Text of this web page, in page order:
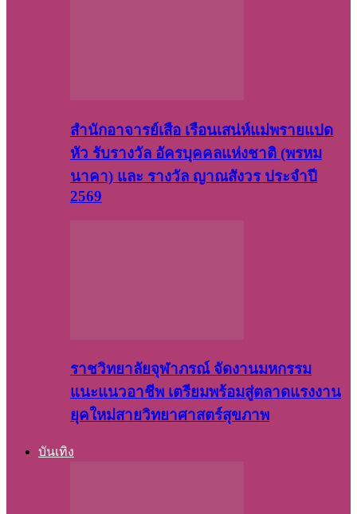
สำนักอาจารย์เสือ เรือนเสน่ห์แม่พรายแปด
หัว รับรางวัล อัครบุคคลแห่งชาติ (พรหม
นาคา) และ รางวัล ญาณสังวร ประจำปี
2569
ราชวิทยาลัยจุฬาภรณ์ จัดงานมหกรรม
แนะแนวอาชีพ เตรียมพร้อมสู่ตลาดแรงงาน
ยุคใหม่สายวิทยาศาสตร์สุขภาพ
บันเทิง